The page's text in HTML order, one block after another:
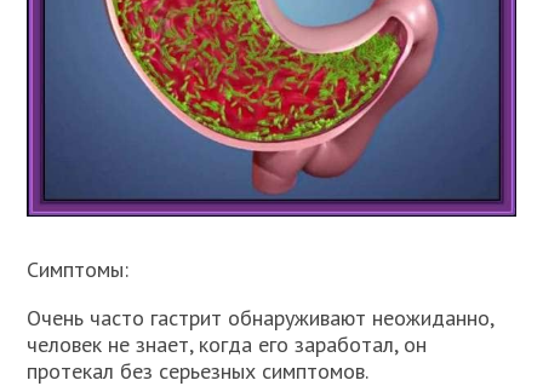
Симптомы:
Очень часто гастрит обнаруживают неожиданно,
человек не знает, когда его заработал, он
протекал без серьезных симптомов.